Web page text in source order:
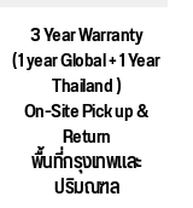
3 Year Warranty
(1 year Global + 1 Year
Thailand )
On-Site Pick up &
Return
พื้นที่กรุงเทพและ
ปริมณฑล